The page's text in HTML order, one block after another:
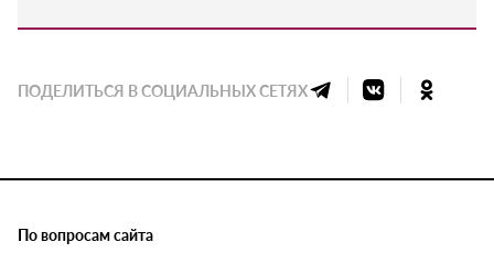
ПОДЕЛИТЬСЯ В СОЦИАЛЬНЫХ СЕТЯХ
По вопросам сайта